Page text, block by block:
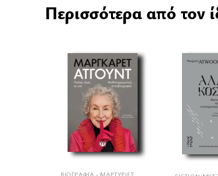
Περισσότερα από τον
ΒΙΟΓΡΑΦΊΑ - ΜΑΡΤΥΡΊΕΣ